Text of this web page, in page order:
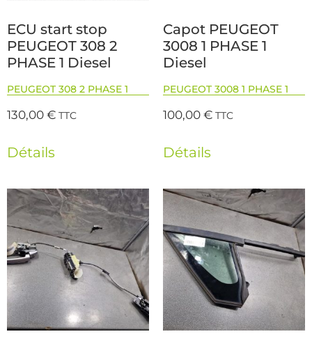
ECU start stop
PEUGEOT 308 2
PHASE 1 Diesel
PEUGEOT 308 2 PHASE 1
130,00€ TTC
Détails
Capot PEUGEOT
3008 1 PHASE 1
Diesel
PEUGEOT 3008 1 PHASE 1
100,00€ TTC
Détails